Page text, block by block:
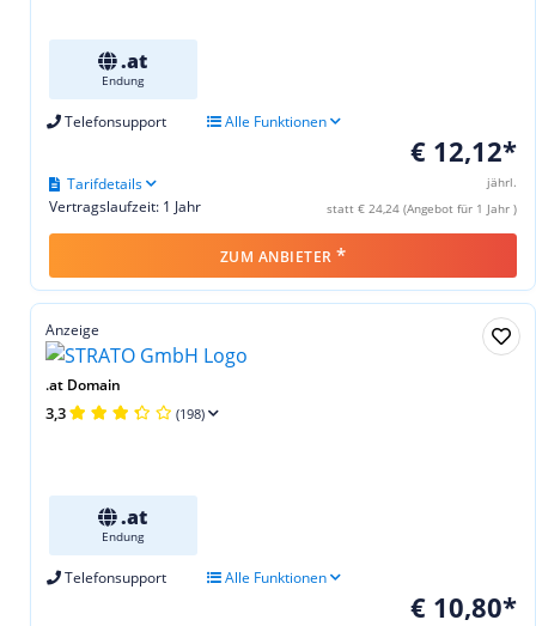
.at
Endung
Telefonsupport Alle Funktionen
€ 12,12*
jährl.
statt € 24,24 (Angebot für 1 Jahr )
Vertragslaufzeit: 1 Jahr
Tarifdetails
ZUM ANBIETER *
Anzeige
.at Domain
3,3 (198)
.at
Endung
Telefonsupport Alle Funktionen
€ 10,80*